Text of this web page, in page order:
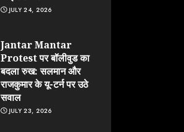
JULY 24, 2026
Jantar Mantar
Protest पर बॉलीवुड का
बदला रुख: सलमान और
राजकुमार के यू-टर्न पर उठे
सवाल
JULY 23, 2026